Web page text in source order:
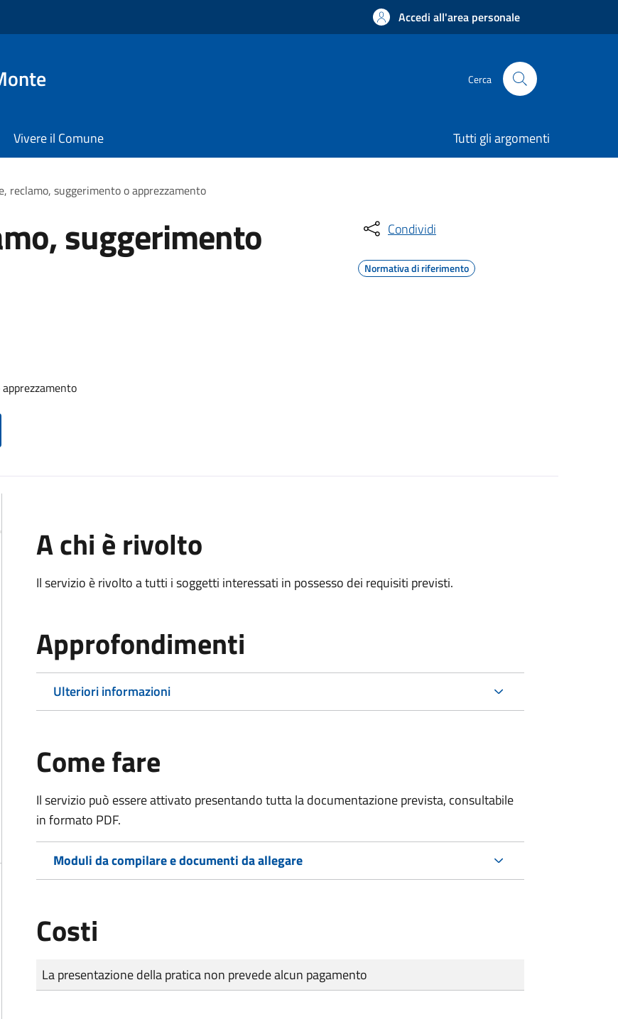
Accedi all'area personale
Cerca
Vivere il Comune Tutti gli argomenti
reclamo, suggerimento o apprezzamento
suggerimento Condividi
Normativa di riferimento
A chi è rivolto
Il servizio è rivolto a tutti i soggetti interessati in possesso dei requisiti previsti.
Approfondimenti
Ulteriori informazioni
Come fare
Il servizio può essere attivato presentando tutta la documentazione prevista, consultabile
in formato PDF.
Moduli da compilare e documenti da allegare
Costi
Tipo di pagamento
Importo
La presentazione della pratica non prevede alcun pagamento